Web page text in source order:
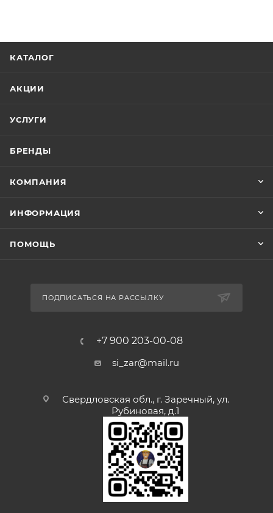
КАТАЛОГ
АКЦИИ
УСЛУГИ
БРЕНДЫ
КОМПАНИЯ
ИНФОРМАЦИЯ
ПОМОЩЬ
ПОДПИСАТЬСЯ НА РАССЫЛКУ
+7 900 203-00-08
si_zar@mail.ru
Свердловская обл., г. Заречный, ул.
Рубиновая, д.1